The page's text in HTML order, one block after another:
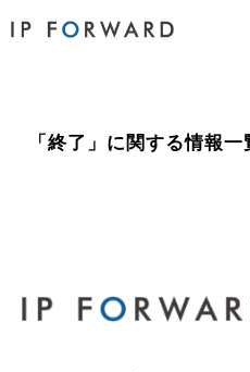
コ
「終了」に関する情報